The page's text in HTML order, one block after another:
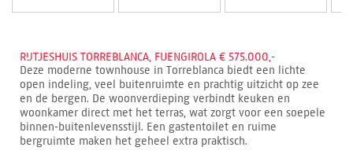
RIJTJESHUIS TORREBLANCA, FUENGIROLA € 575.000,-
Deze moderne townhouse in Torreblanca biedt een lichte
open indeling, veel buitenruimte en prachtig uitzicht op zee
en de bergen. De woonverdieping verbindt keuken en
woonkamer direct met het terras, wat zorgt voor een soepele
binnen-buitenlevensstijl. Een gastentoilet en ruime
bergruimte maken het geheel extra praktisch.